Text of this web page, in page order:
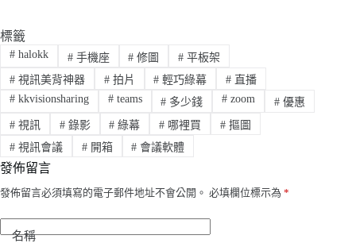
標籤
#halokk #手機座 # 修圖 # 平板架
#視訊美背神器 #拍片 # 輕巧綠幕 # 直播
#kkvisionsharing #teams # 多少錢 # zoom # 優惠
#視訊 #錄影 # 綠幕 # 哪裡買 # 摳圖
#視訊會議 #開箱 # 會議軟體
發佈留言
發佈留言必須填寫的電子郵件地址不會公開。 必填欄位標示為 *
名稱